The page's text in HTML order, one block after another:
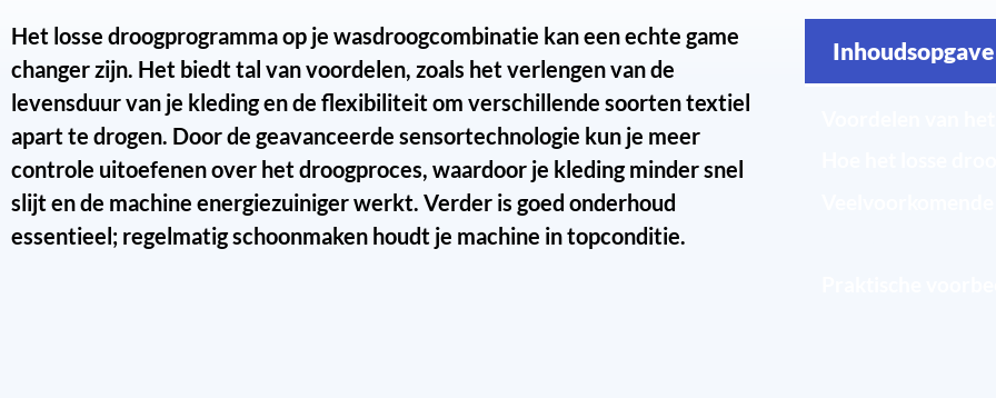
Het losse droogprogramma op je wasdroogcombinatie kan een echte game
changer zijn. Het biedt tal van voordelen, zoals het verlengen van de
levensduur van je kleding en de flexibiliteit om verschillende soorten textiel
apart te drogen. Door de geavanceerde sensortechnologie kun je meer
controle uitoefenen over het droogproces, waardoor je kleding minder snel
slijt en de machine energiezuiniger werkt. Verder is goed onderhoud
essentieel; regelmatig schoonmaken houdt je machine in topconditie.
Inhoudsopgave